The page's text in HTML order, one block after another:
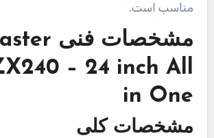
مناسب است.
مشخصات فنی
– 24 inch All
in One
مشخصات کلی